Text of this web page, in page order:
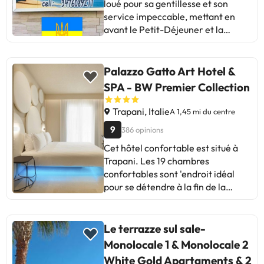
améliorations à prévoir. Un endroit
agréable pour se détendre et
loué pour sa gentillesse et son
service impeccable, mettant en
avant le Petit-Déjeuner et la
l'emplacement pratique, bien que
d'autres soulignent la distance par
rapport au centre. Recommandé
pour les séjours courts et les
voyageurs appréciant un accueil
chaleureux. Idéal pour explorer
Trapani et Erice!
Palazzo Gatto Art Hotel &
SPA - BW Premier Collection
Trapani, ItalieA 1,45 mi du centre
9 386 opinions
Cet hôtel confortable est situé à
Trapani. Les 19 chambres
confortables sont 'endroit idéal
pour se détendre à la fin de la
'établissement. Les clients sont
toujours les bienvenus car cet
établissement dispose 'une
Le terrazze sul sale-
Monolocale 1 & Monolocale 2
White Gold Apartaments & 2